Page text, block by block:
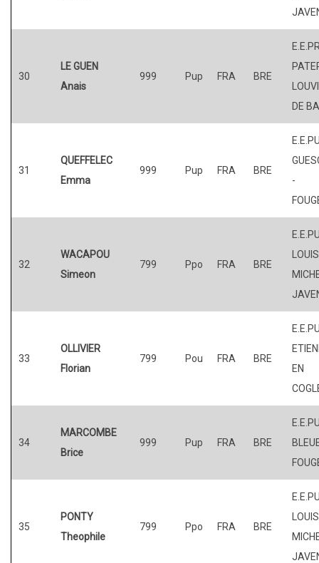
30
LE GUEN
Anais
999 Pup FRA BRE
DE
31
QUEFFELEC
Emma
999 Pup FRA BRE
-
32
WACAPOU
Simeon
799 Ppo FRA BRE
33
OLLIVIER
Florian
799 Pou FRA BRE
EN
34
MARCOMBE
Brice
999 Pup FRA BRE
35
PONTY
Theophile
799 Ppo FRA BRE